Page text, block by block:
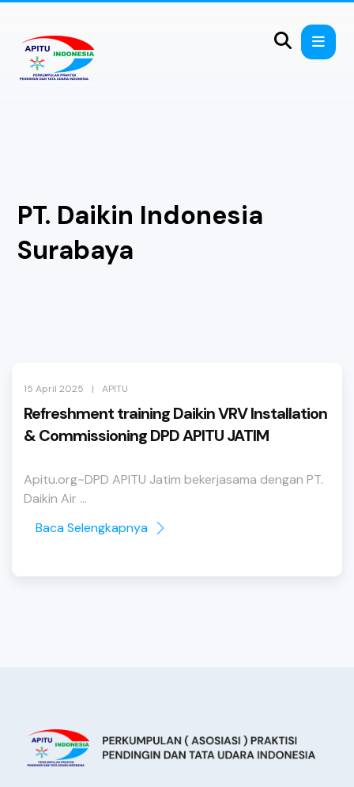
PT. Daikin Indonesia
Surabaya
15 April 2025 | APITU
Refreshment training Daikin VRV Installation
& Commissioning DPD APITU JATIM
Apitu.org~DPD APITU Jatim bekerjasama dengan PT.
Daikin Air ...
Baca Selengkapnya